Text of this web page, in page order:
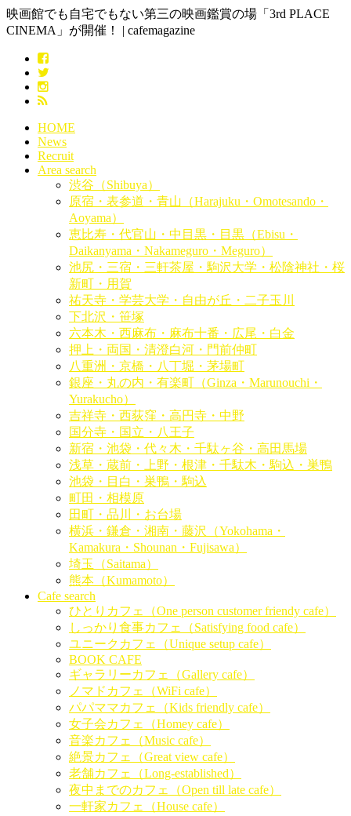
映画館でも自宅でもない第三の映画鑑賞の場「3rd PLACE
CINEMA」が開催！ | cafemagazine
HOME
News
Recruit
Area search
渋谷（Shibuya）
原宿・表参道・青山（Harajuku・Omotesando・
Aoyama）
恵比寿・代官山・中目黒・目黒（Ebisu・
Daikanyama・Nakameguro・Meguro）
池尻・三宿・三軒茶屋・駒沢大学・松陰神社・桜
新町・用賀
祐天寺・学芸大学・自由が丘・二子玉川
下北沢・笹塚
六本木・西麻布・麻布十番・広尾・白金
押上・両国・清澄白河・門前仲町
八重洲・京橋・八丁堀・茅場町
銀座・丸の内・有楽町（Ginza・Marunouchi・
Yurakucho）
吉祥寺・西荻窪・高円寺・中野
国分寺・国立・八王子
新宿・池袋・代々木・千駄ヶ谷・高田馬場
浅草・蔵前・上野・根津・千駄木・駒込・巣鴨
池袋・目白・巣鴨・駒込
町田・相模原
田町・品川・お台場
横浜・鎌倉・湘南・藤沢（Yokohama・
Kamakura・Shounan・Fujisawa）
埼玉（Saitama）
熊本（Kumamoto）
Cafe search
ひとりカフェ（One person customer friendy cafe）
しっかり食事カフェ（Satisfying food cafe）
ユニークカフェ（Unique setup cafe）
BOOK CAFE
ギャラリーカフェ（Gallery cafe）
ノマドカフェ（WiFi cafe）
パパママカフェ（Kids friendly cafe）
女子会カフェ（Homey cafe）
音楽カフェ（Music cafe）
絶景カフェ（Great view cafe）
老舗カフェ（Long-established）
夜中までのカフェ（Open till late cafe）
一軒家カフェ（House cafe）